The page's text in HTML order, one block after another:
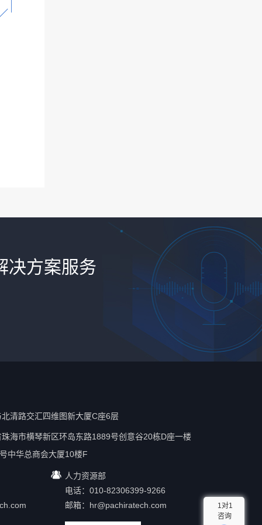
决方案服务
1对1
咨询
清路交汇四维图新大厦C座6层
海市横琴新区环岛东路1889号创意谷20栋D座一楼
中华总商会大厦10楼F
人力资源部
电话：010-82306399-9266
邮箱： hr@pachiratech.com